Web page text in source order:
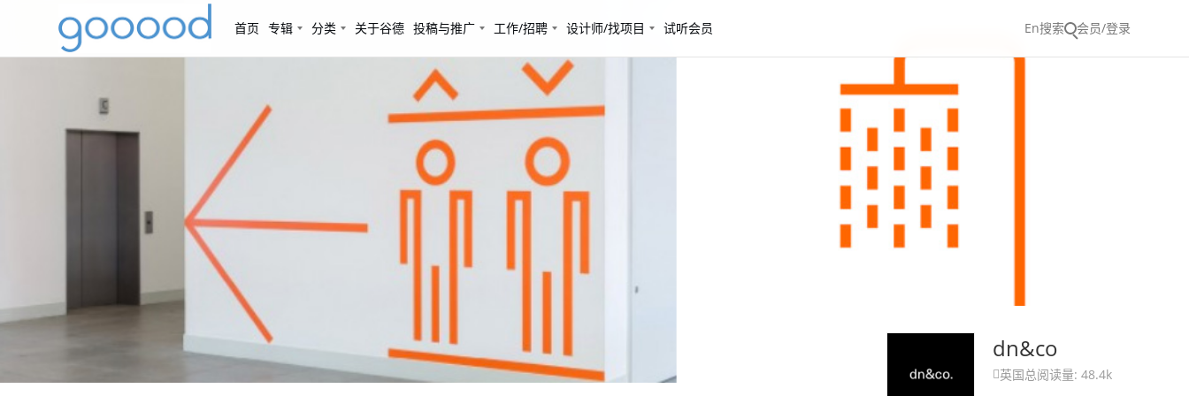
首页 专辑 分类 关于谷德 投稿与推广 工作/招聘 设计师/找项目 试听会员 En搜索 会员/登录
dn&co
 英国总阅读量: 48.4k